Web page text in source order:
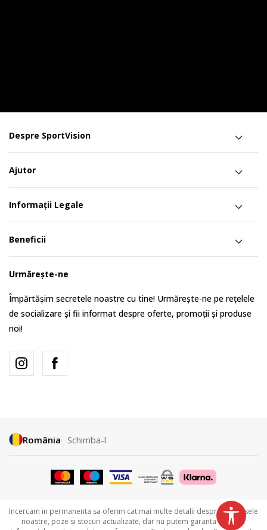
Despre SportVision
Ajutor
Informații Legale
Beneficii
Urmărește-ne
Împărtășim secretele noastre cu tine! Urmărește-ne pe rețelele
de socializare și fii informat despre oferte, promoții și produse
noi!
România Schimba-l
Incercam in permanenta sa oferim cat mai multe detalii despre produsele
noastre, poze si stocuri actualizate, dar nu putem garanta ca toate